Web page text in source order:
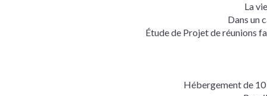
La
Dans un
Étude de Projet de réunions
Hébergement de